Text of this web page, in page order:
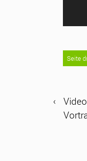
Seite
‹